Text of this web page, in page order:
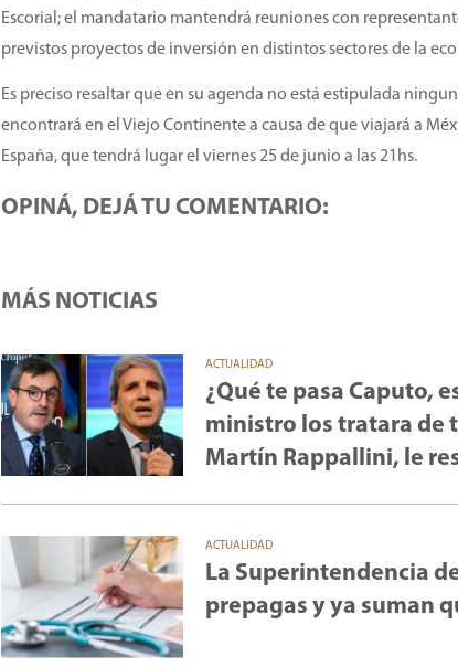
Escorial; el mandatario mantendrá reuniones con
previstos proyectos de inversión en distintos sectores de la
Es preciso resaltar que en su agenda no está estipulada
encontrará en el Viejo Continente a causa de que viajará a
España, que tendrá lugar el viernes 25 de junio a las 21hs.
OPINÁ, DEJÁ TU COMENTARIO:
MÁS NOTICIAS
ACTUALIDAD
¿Qué te pasa Caputo,
ministro los tratara de
Martín Rappallini, le
ACTUALIDAD
La Superintendencia
prepagas y ya suman